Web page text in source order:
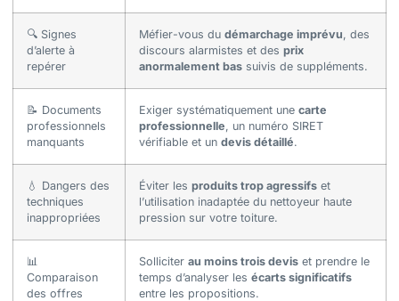
🔍 Signes
d’alerte à
repérer
Méfier-vous du démarchage imprévu , des
discours alarmistes et des prix
anormalement bas suivis de suppléments.
📝 Documents
professionnels
manquants
Exiger systématiquement une carte
professionnelle , un numéro SIRET
vérifiable et un devis détaillé.
💧 Dangers des
techniques
inappropriées
Éviter les produits trop agressifs et
l’utilisation inadaptée du nettoyeur haute
pression sur votre toiture.
📊
Comparaison
des offres
Solliciter au moins trois devis et prendre le
temps d’analyser les écarts significatifs
entre les propositions.